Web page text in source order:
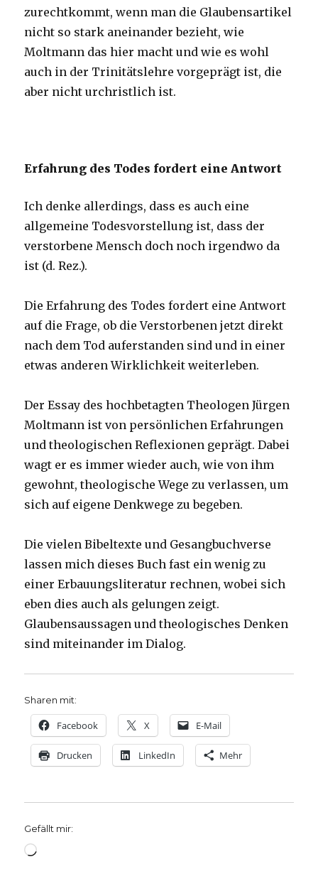
zurechtkommt, wenn man die Glaubensartikel
nicht so stark aneinander bezieht, wie
Moltmann das hier macht und wie es wohl
auch in der Trinitätslehre vorgeprägt ist, die
aber nicht urchristlich ist.
Erfahrung des Todes fordert eine Antwort
Ich denke allerdings, dass es auch eine
allgemeine Todesvorstellung ist, dass der
verstorbene Mensch doch noch irgendwo da
ist (d. Rez.).
Die Erfahrung des Todes fordert eine Antwort
auf die Frage, ob die Verstorbenen jetzt direkt
nach dem Tod auferstanden sind und in einer
etwas anderen Wirklichkeit weiterleben.
Der Essay des hochbetagten Theologen Jürgen
Moltmann ist von persönlichen Erfahrungen
und theologischen Reflexionen geprägt. Dabei
wagt er es immer wieder auch, wie von ihm
gewohnt, theologische Wege zu verlassen, um
sich auf eigene Denkwege zu begeben.
Die vielen Bibeltexte und Gesangbuchverse
lassen mich dieses Buch fast ein wenig zu
einer Erbauungsliteratur rechnen, wobei sich
eben dies auch als gelungen zeigt.
Glaubensaussagen und theologisches Denken
sind miteinander im Dialog.
Sharen mit:
Facebook X E-Mail
Drucken LinkedIn Mehr
Gefällt mir:
Wird